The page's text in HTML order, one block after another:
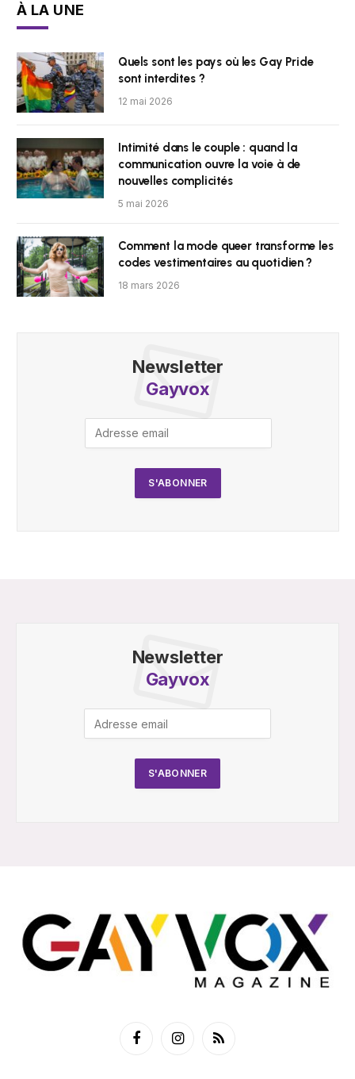
À LA UNE
Quels sont les pays où les Gay Pride
sont interdites ?
12 mai 2026
Intimité dans le couple : quand la
communication ouvre la voie à de
nouvelles complicités
5 mai 2026
Comment la mode queer transforme les
codes vestimentaires au quotidien ?
18 mars 2026
Newsletter
Gayvox
Newsletter
Gayvox
FacebookInstagramRSS